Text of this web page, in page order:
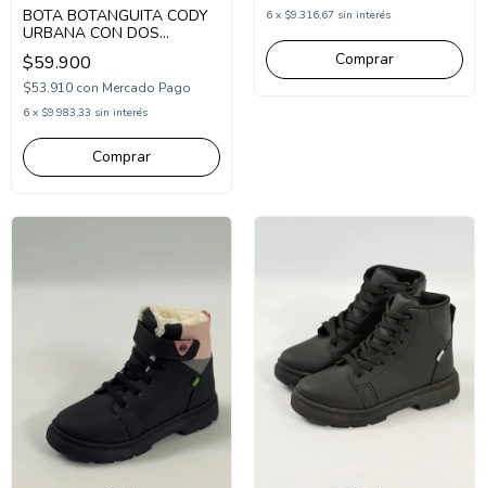
BOTA BOTANGUITA CODY
URBANA CON DOS
ABROJOS 20-25 ROSA
(BOCODYRS)
$59.900
$53.910 con Mercado Pago
6 x $9.983,33 sin interés
Comprar
6 x $9.316,67 sin interés
Comprar